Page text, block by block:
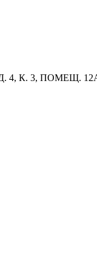
4, К. 3, ПОМЕЩ.